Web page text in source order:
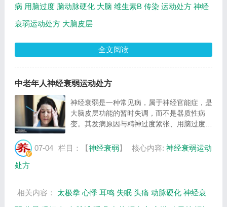
病 用脑过度 脑动脉硬化 大脑 维生素B 传染 运动处方 神经
衰弱运动处方 大脑皮层
全文阅读
中老年人神经衰弱运动处方
神经衰弱是一种常见病，属于神经官能症，是
大脑皮层功能的暂时失调，而不是器质性病
变。其发病原因与精神过度紧张、用脑过度、
经活动减弱的继发因素如脑动脉硬化、传染，
07-04 栏目：【神经衰弱】 核心内容: 神经衰弱运动
处方
相关内容： 太极拳 心悸 耳鸣 失眠 头痛 动脉硬化 神经衰